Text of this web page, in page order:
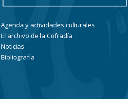
Agenda y actividades culturales
El archivo de la Cofradía
Noticias
Bibliografía